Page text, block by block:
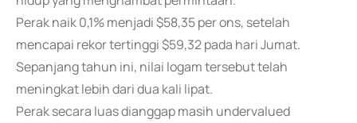
Perak naik 0,1% menjadi $58,35 per ons, setelah
mencapai rekor tertinggi $59,32 pada hari Jumat.
Sepanjang tahun ini, nilai logam tersebut telah
meningkat lebih dari dua kali lipat.
Perak secara luas dianggap masih undervalued